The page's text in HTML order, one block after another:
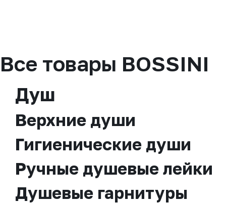
Все товары BOSSINI
Душ
Верхние души
Гигиенические души
Ручные душевые лейки
Душевые гарнитуры